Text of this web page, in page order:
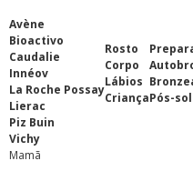
Avène
Bioactivo
Caudalie
Innéov
La Roche Possay
Lierac
Piz Buin
Vichy
Rosto
Corpo
Lábios
CriançaPós-
Mamã